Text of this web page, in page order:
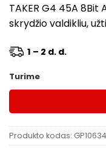
TAKER G4 45A 8Bit
skrydžio valdikliu,
1 – 2 d. d.
Turime
Produkto kodas: